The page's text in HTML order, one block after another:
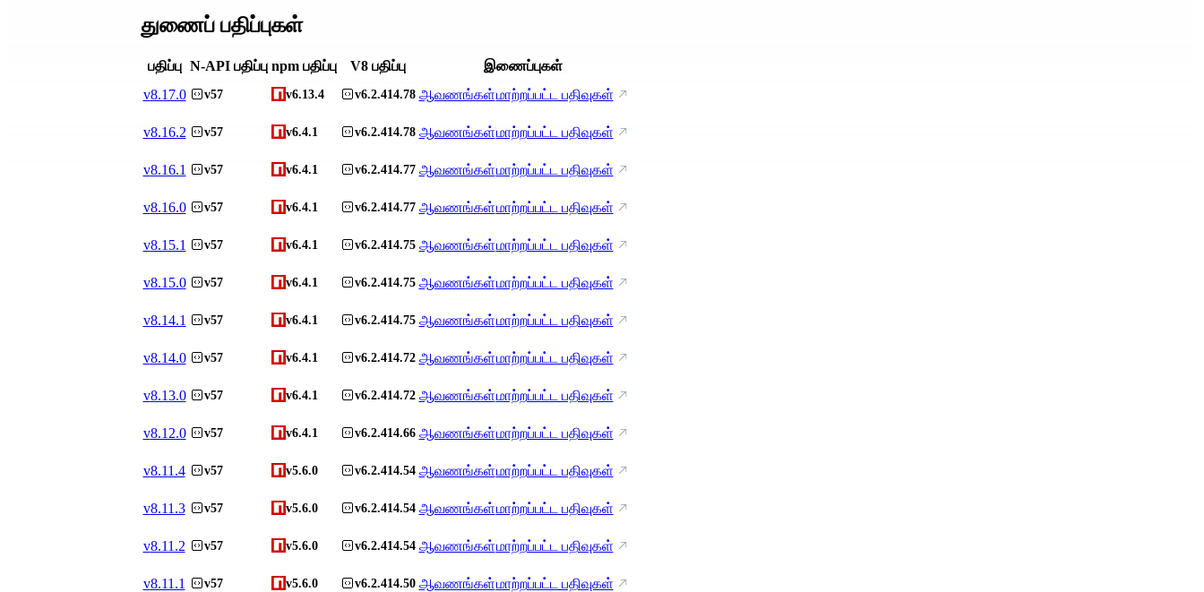
துணைப் பதிப்புகள்
பதிப்பு N-API பதிப்பு npm பதிப்பு V8 பதிப்பு
இணைப்புகள்
v8.17.0 v57 v6.13.4 v6.2.414.78 ஆவணங்கள்மாற்றப்பட்ட பதிவுகள்
v8.16.2 v57 v6.4.1 v6.2.414.78 ஆவணங்கள்மாற்றப்பட்ட பதிவுகள்
v8.16.1 v57 v6.4.1 v6.2.414.77 ஆவணங்கள்மாற்றப்பட்ட பதிவுகள்
v8.16.0 v57 v6.4.1 v6.2.414.77 ஆவணங்கள்மாற்றப்பட்ட பதிவுகள்
v8.15.1 v57 v6.4.1 v6.2.414.75 ஆவணங்கள்மாற்றப்பட்ட பதிவுகள்
v8.15.0 v57 v6.4.1 v6.2.414.75 ஆவணங்கள்மாற்றப்பட்ட பதிவுகள்
v8.14.1 v57 v6.4.1 v6.2.414.75 ஆவணங்கள்மாற்றப்பட்ட பதிவுகள்
v8.14.0 v57 v6.4.1 v6.2.414.72 ஆவணங்கள்மாற்றப்பட்ட பதிவுகள்
v8.13.0 v57 v6.4.1 v6.2.414.72 ஆவணங்கள்மாற்றப்பட்ட பதிவுகள்
v8.12.0 v57 v6.4.1 v6.2.414.66 ஆவணங்கள்மாற்றப்பட்ட பதிவுகள்
v8.11.4 v57 v5.6.0 v6.2.414.54 ஆவணங்கள்மாற்றப்பட்ட பதிவுகள்
v8.11.3 v57 v5.6.0 v6.2.414.54 ஆவணங்கள்மாற்றப்பட்ட பதிவுகள்
v8.11.2 v57 v5.6.0 v6.2.414.54 ஆவணங்கள்மாற்றப்பட்ட பதிவுகள்
v8.11.1 v57 v5.6.0 v6.2.414.50 ஆவணங்கள்மாற்றப்பட்ட பதிவுகள்